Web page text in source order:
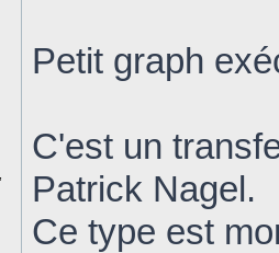
Petit graph
C'est un
Patrick Nagel.
Ce type est